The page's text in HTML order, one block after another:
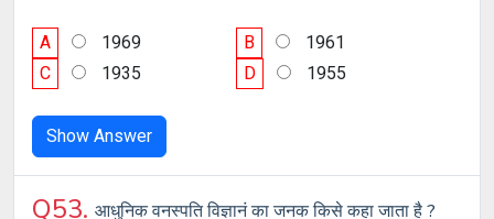
A 1969 B
1961
C
1935 D 1955
Show Answer
Q53. आधुनिक वनस्पति विज्ञानं का जनक किसे कहा जाता है ?